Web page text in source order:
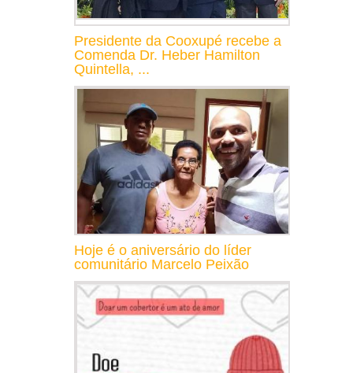
Presidente da Cooxupé recebe a
Comenda Dr. Heber Hamilton
Quintella, ...
Hoje é o aniversário do líder
comunitário Marcelo Peixão